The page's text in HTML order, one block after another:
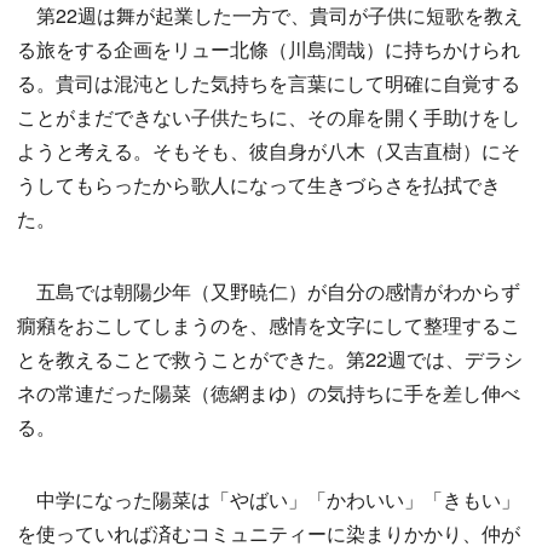
第22週は舞が起業した一方で、貴司が子供に短歌を教え
る旅をする企画をリュー北條（川島潤哉）に持ちかけられ
る。貴司は混沌とした気持ちを言葉にして明確に自覚する
ことがまだできない子供たちに、その扉を開く手助けをし
ようと考える。そもそも、彼自身が八木（又吉直樹）にそ
うしてもらったから歌人になって生きづらさを払拭でき
た。
五島では朝陽少年（又野暁仁）が自分の感情がわからず
癇癪をおこしてしまうのを、感情を文字にして整理するこ
とを教えることで救うことができた。第22週では、デラシ
ネの常連だった陽菜（徳網まゆ）の気持ちに手を差し伸べ
る。
中学になった陽菜は「やばい」「かわいい」「きもい」
を使っていれば済むコミュニティーに染まりかかり、仲が